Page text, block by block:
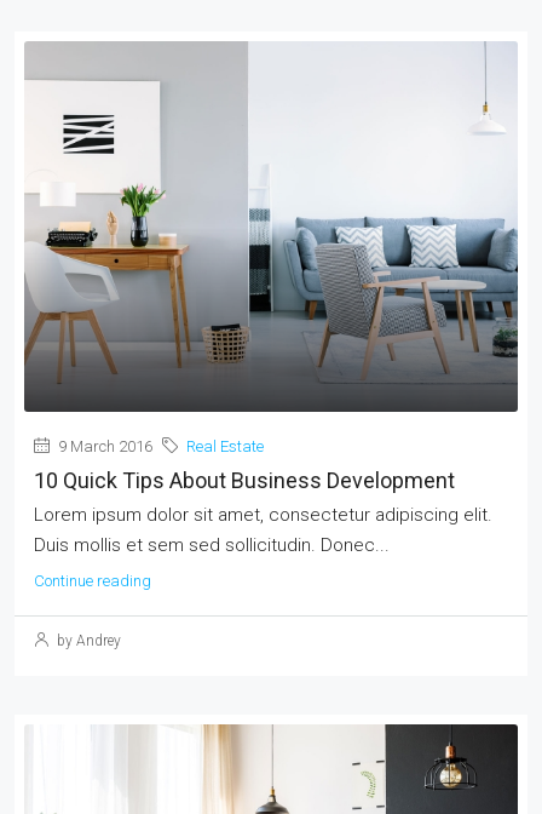
9 March 2016 Real Estate
10 Quick Tips About Business Development
Lorem ipsum dolor sit amet, consectetur adipiscing elit.
Duis mollis et sem sed sollicitudin. Donec...
Continue reading
by Andrey